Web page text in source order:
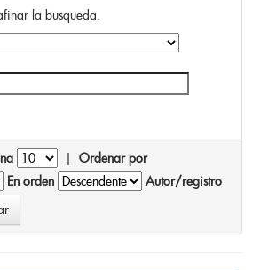
la busqueda.
| Ordenar por
En orden
Autor/registro